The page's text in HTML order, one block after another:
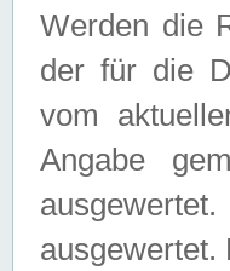
Werden die
der für die
vom
Angabe
ausgewertet.